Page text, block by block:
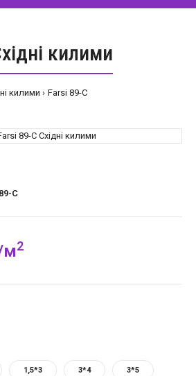
килими
килими Farsi 89-C
89-C
м2
1,5*3 3*4 3*5